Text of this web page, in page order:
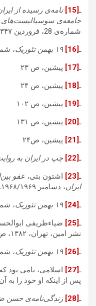
ـ[15] نامه‌ی رسیده از
جامعه‌ی سوسیالیست‌های
شماره‌ی 28، فروردین ۱۳۴۷، ص ۲
ـ[16] ۱۹ بهمن تئوریک
، شماره‌ی
ـ[17]
پیشین، ص ۲۳
ـ[18]
پیشین، ص ۲۴
ـ[19]
پیشین، ص ۱۰۲
ـ[20]
پیشین، ص ۱۳۱
ـ[21]
پیشین، ص۲۴
ـ[22] چپ در ایران به
ـ[23] اشتون بتی، عفو
ایران، دسامبر ۱۹۶۸/۱۹۶۹ـ 1347
ـ[24] ۱۹ بهمن تئوریک
، شماره ۴،
ـ[25] ضیاءظریفی
نشر امین، تهران، ۱۳۸۲، ص۵۳
ـ[26] ۱۹ بهمن تئوریک
،
ـ[27] اسلامی، نامی بود که
پس از اینکه او خود را
ـ[28] زندگی‌نامه‌ی حسن